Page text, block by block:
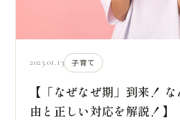
2023.01.13 子育て
【「なぜなぜ期」到来！
由と正しい対応を解説！】